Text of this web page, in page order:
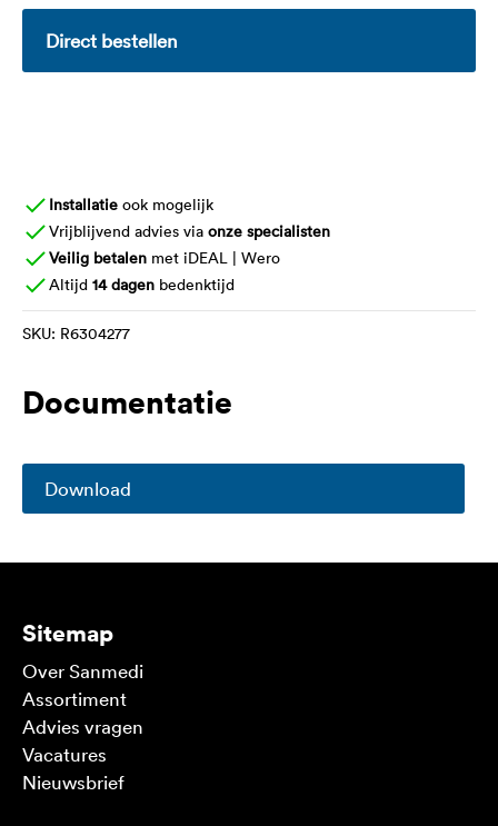
Direct bestellen
Installatie ook mogelijk
Vrijblijvend advies via onze specialisten
Veilig betalen met iDEAL | Wero
Altijd 14 dagen bedenktijd
SKU: R6304277
Documentatie
Download
Sitemap
Over Sanmedi
Assortiment
Advies vragen
Vacatures
Nieuwsbrief